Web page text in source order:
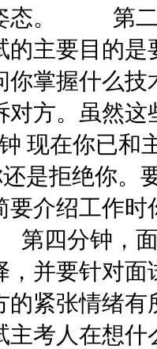
态。 第二
的主要目的
你掌握什么
对方。虽然
在你已和主
是拒绝你。
要介绍工作
分钟，面
，并要针对
的紧张情绪
主考人在想